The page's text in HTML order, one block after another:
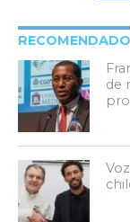
RECOMENDADO
de